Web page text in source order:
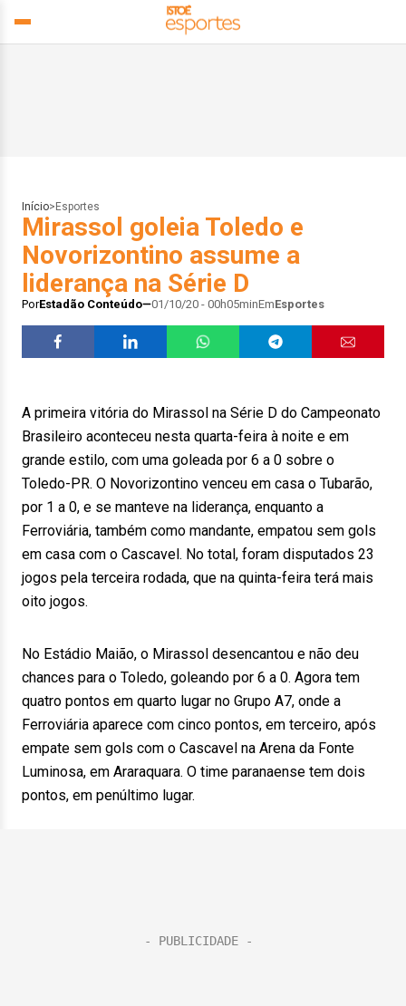
Início> Esportes
Mirassol goleia Toledo e
Novorizontino assume a
liderança na Série D
PorEstadão Conteúdo 01/10/20 - 00h05minEmEsportes
A primeira vitória do Mirassol na Série D do Campeonato
Brasileiro aconteceu nesta quarta-feira à noite e em
grande estilo, com uma goleada por 6 a 0 sobre o
Toledo-PR. O Novorizontino venceu em casa o Tubarão,
por 1 a 0, e se manteve na liderança, enquanto a
Ferroviária, também como mandante, empatou sem gols
em casa com o Cascavel. No total, foram disputados 23
jogos pela terceira rodada, que na quinta-feira terá mais
oito jogos.
No Estádio Maião, o Mirassol desencantou e não deu
chances para o Toledo, goleando por 6 a 0. Agora tem
quatro pontos em quarto lugar no Grupo A7, onde a
Ferroviária aparece com cinco pontos, em terceiro, após
empate sem gols com o Cascavel na Arena da Fonte
Luminosa, em Araraquara. O time paranaense tem dois
pontos, em penúltimo lugar.